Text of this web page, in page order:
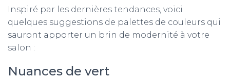
Inspiré par les dernières tendances, voici
quelques suggestions de palettes de couleurs qui
sauront apporter un brin de modernité à votre
salon :
Nuances de vert